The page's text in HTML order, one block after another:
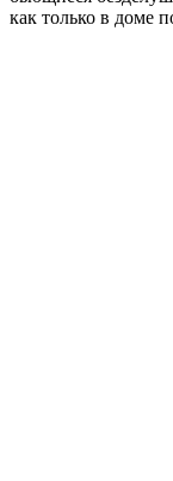
как только в доме